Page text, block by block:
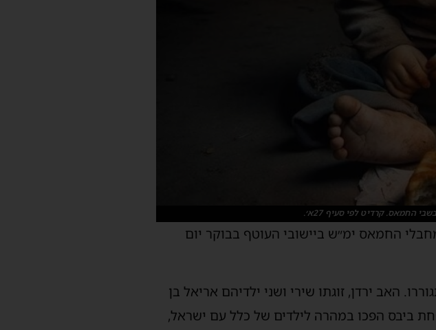
החמאס. קרדיט לפי סעיף 27א׳.
מחבלי החמאס ימ״ש ביישובי העוטף בבוקר יום
האב ירדן, זוגתו שירי ושני ילדיהם אריאל בן
ביבס הפכו במהרה לילדים של כלל עם ישראל,